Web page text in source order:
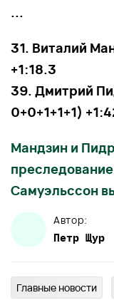
...
31. Виталий
+1:18.3
39. Дмитрий
0+0+1+1+1)
Мандзин и
Самуэльссон
Автор:
Петр Щур
Главныe новости